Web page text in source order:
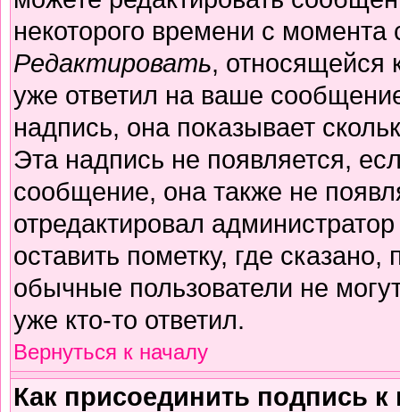
некоторого времени с
Редактировать, относящейся
уже ответил на ваше
надпись, она показывает
Эта надпись не появляется,
сообщение, она также не
отредактировал
оставить пометку, где
обычные пользователи не
уже кто-то ответил.
Вернуться к началу
Как присоединить подпись